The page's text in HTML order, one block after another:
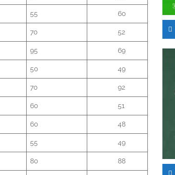
55 60
70 52
95 69
50 49
70 92
60 51
60 48
55 49
80 88